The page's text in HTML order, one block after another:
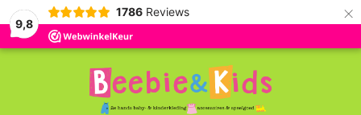
9,8
1786 Reviews ×